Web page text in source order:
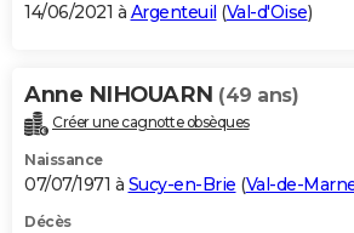
14/06/2021 à Argenteuil (Val-d'Oise)
Anne NIHOUARN (49 ans)
Créer une cagnotte obsèques
Naissance
07/07/1971 à Sucy-en-Brie (Val-de-
Décès